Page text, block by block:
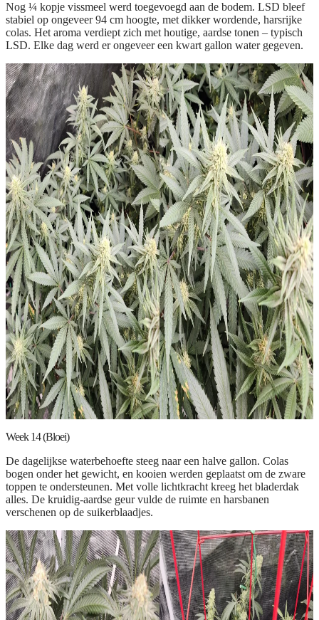
Nog ¼ kopje vissmeel werd toegevoegd aan de bodem. LSD bleef
stabiel op ongeveer 94 cm hoogte, met dikker wordende, harsrijke
colas. Het aroma verdiept zich met houtige, aardse tonen – typisch
LSD. Elke dag werd er ongeveer een kwart gallon water gegeven.
Week 14 (Bloei)
De dagelijkse waterbehoefte steeg naar een halve gallon. Colas
bogen onder het gewicht, en kooien werden geplaatst om de zware
toppen te ondersteunen. Met volle lichtkracht kreeg het bladerdak
alles. De kruidig-aardse geur vulde de ruimte en harsbanen
verschenen op de suikerblaadjes.